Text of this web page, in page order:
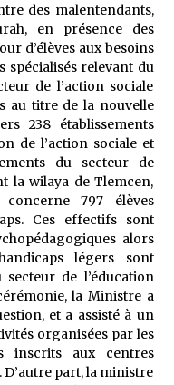
des malentendants,
en présence des
d’élèves aux besoins
spécialisés relevant du
de l’action sociale
au titre de la nouvelle
238 établissements
de l’action sociale et
du secteur de
la wilaya de Tlemcen,
797 élèves
Ces effectifs sont
alors
légers sont
de l’éducation
la Ministre a
et a assisté à un
organisées par les
inscrits aux centres
part, la ministre